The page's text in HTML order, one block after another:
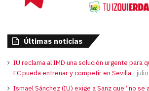
Últimas noticias
IU reclama al IMD una solución urgente para
FC pueda entrenar y competir en Sevilla
Ismael Sánchez (IU) exige a Sanz que “no se